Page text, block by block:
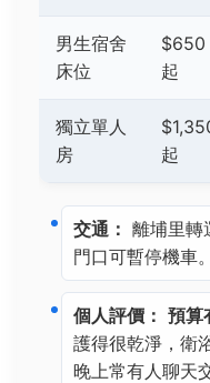
男生宿舍
床位
$650
起
獨立單人
房
起
交通： 離埔里轉
門口可暫停機車。
個人評價： 預算
護得很乾淨，衛
晚上常有人聊天